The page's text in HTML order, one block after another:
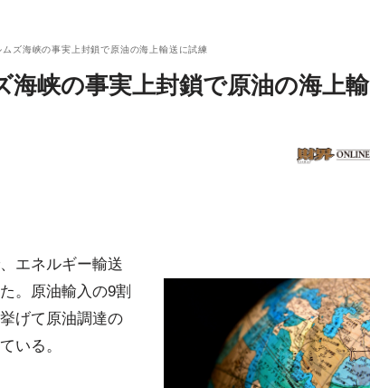
ムズ海峡の事実上封鎖で原油の海上輸送に試練
海峡の事実上封鎖で原油の海上輸
エネルギー輸送
。原油輸入の9割
げて原油調達の
いる。